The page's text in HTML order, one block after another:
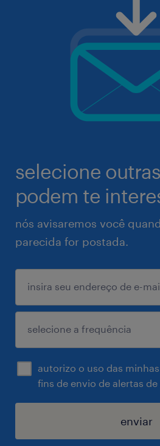
selecione
podem te
nós avisaremos você
parecida for postada.
autorizo o uso das
fins de envio de alertas de
enviar